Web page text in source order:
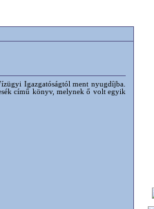
Igazgatóságtól ment nyugdíjba.
című könyv, melynek ő volt egyik